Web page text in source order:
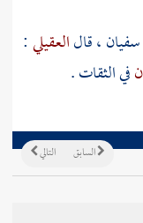
، قالالعقيلي:
في الثقات .
التالي السابق